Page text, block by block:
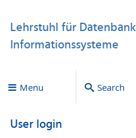
Lehrstuhl für
Informationssysteme
Menu Search
User login